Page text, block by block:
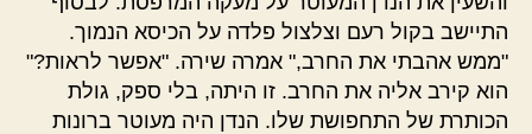
התיישב בקול רעם וצלצול פלדה על הכיסא הנמוך.
"ממש אהבתי את החרב," אמרה שירה. "אפשר לראות?"
הוא קירב אליה את החרב. זו היתה, בלי ספק, גולת
הכותרת של התחפושת שלו. הנדן היה מעוטר ברונות